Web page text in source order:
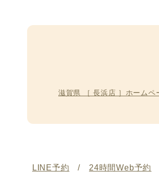
滋賀県 ［ 長浜店 ］ホームペ
LINE予約 / 24時間Web予約